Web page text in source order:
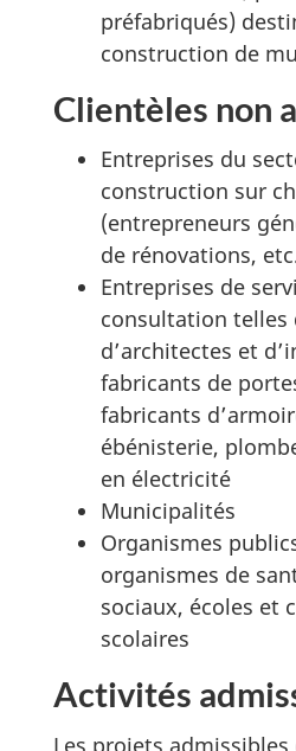
préfabriqués)
construction de
Clientèles non
Entreprises du
construction sur
(entrepreneurs
de rénovations,
Entreprises de
consultation telles
d’architectes et
fabricants de
fabricants
ébénisterie,
en électricité
Municipalités
Organismes
organismes de
sociaux, écoles et
scolaires
Activités
Les projets